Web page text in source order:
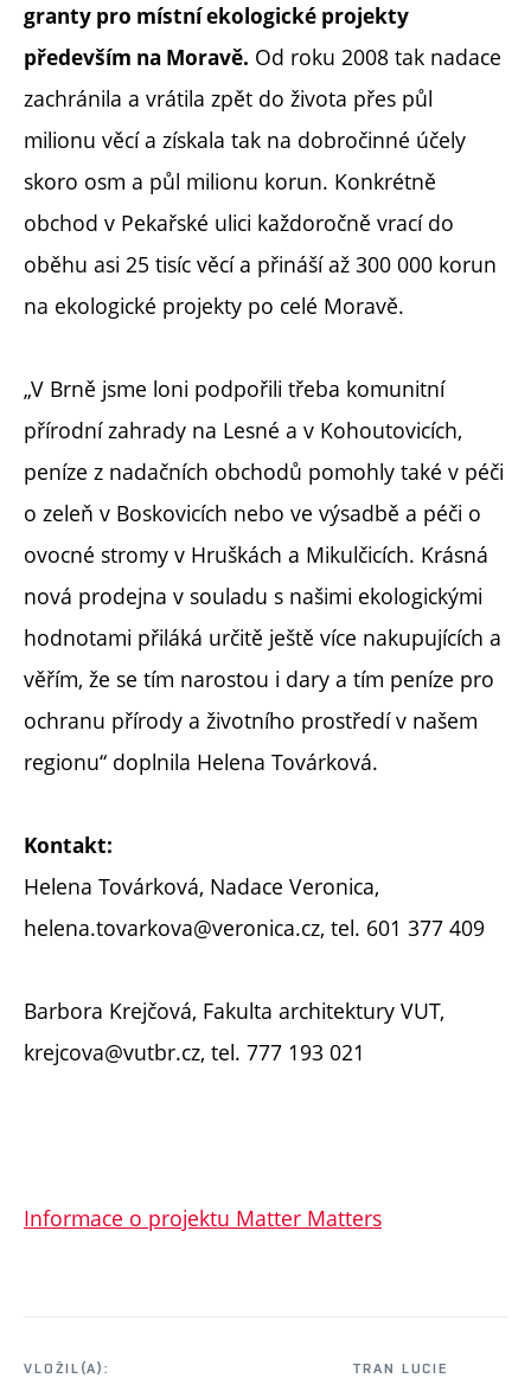
granty pro místní ekologické projekty
především na Moravě. Od roku 2008 tak nadace
zachránila a vrátila zpět do života přes půl
milionu věcí a získala tak na dobročinné účely
skoro osm a půl milionu korun. Konkrétně
obchod v Pekařské ulici každoročně vrací do
oběhu asi 25 tisíc věcí a přináší až 300 000 korun
na ekologické projekty po celé Moravě.
„V Brně jsme loni podpořili třeba komunitní
přírodní zahrady na Lesné a v Kohoutovicích,
peníze z nadačních obchodů pomohly také v péči
o zeleň v Boskovicích nebo ve výsadbě a péči o
ovocné stromy v Hruškách a Mikulčicích. Krásná
nová prodejna v souladu s našimi ekologickými
hodnotami přiláká určitě ještě více nakupujících a
věřím, že se tím narostou i dary a tím peníze pro
ochranu přírody a životního prostředí v našem
regionu“ doplnila Helena Továrková.
Kontakt:
Helena Továrková, Nadace Veronica,
helena.tovarkova@veronica.cz, tel. 601 377 409
Barbora Krejčová, Fakulta architektury VUT,
krejcova@vutbr.cz, tel. 777 193 021
Informace o projektu Matter Matters
VLOŽIL(A):
TRAN LUCIE